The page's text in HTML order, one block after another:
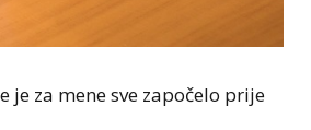
za mene sve započelo prije